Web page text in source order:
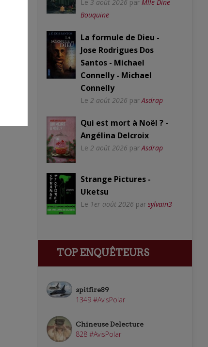
Le 3 août 2026 par Mlle Dine
Bouquine
La formule de Dieu -
Jose Rodrigues Dos
Santos - Michael
Connelly - Michael
Connelly
Le 2 août 2026 par Asdrap
Qui est mort à Noël ? -
Angélina Delcroix
Le 2 août 2026 par Asdrap
Strange Pictures -
Uketsu
Le 1er août 2026 par sylvain3
TOP ENQUÊTEURS
spitfire89
1349 #AvisPolar
Chineuse Delecture
828 #AvisPolar